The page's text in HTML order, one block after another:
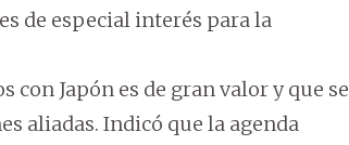
de especial interés para la
con Japón es de gran valor y que se
aliadas. Indicó que la agenda